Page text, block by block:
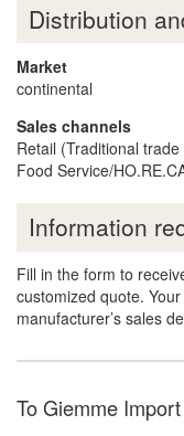
Distribution
Market
continental
Sales channels
Retail (Traditional
Food Service/
Information
Fill in the form to
customized quote.
manufacturer’s sales
To Giemme